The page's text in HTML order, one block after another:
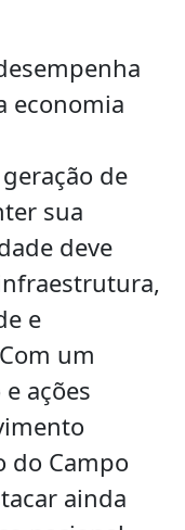
economia
de
sua
deve
e
um
ações
do Campo
ainda